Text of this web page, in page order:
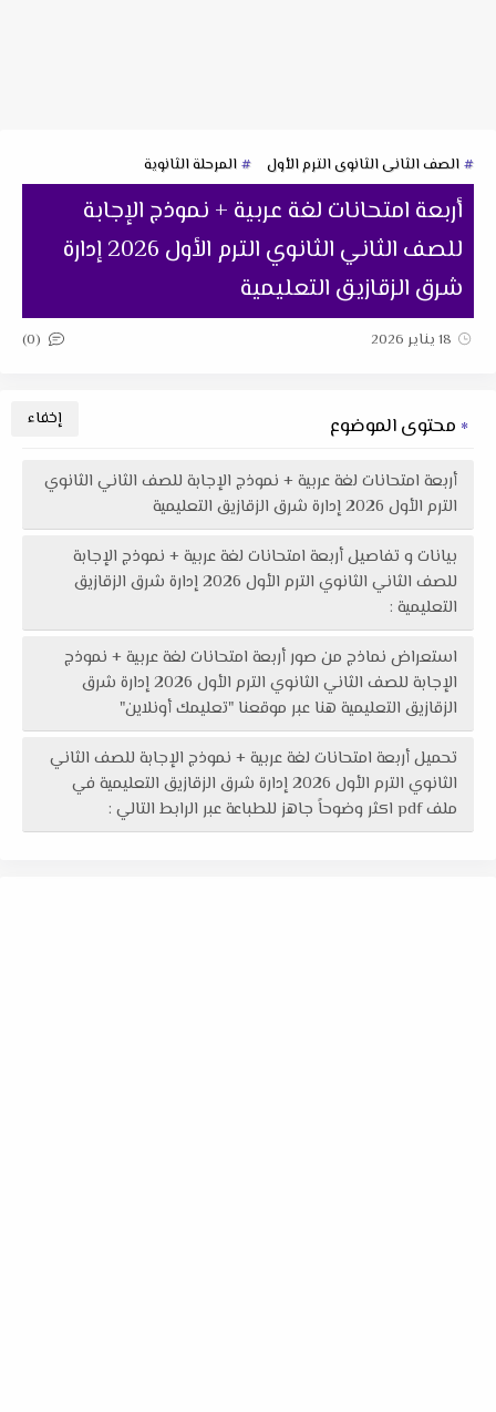
الصف الثانى الثانوى الترم الأول المرحلة الثانوية
أربعة امتحانات لغة عربية + نموذج الإجابة
للصف الثاني الثانوي الترم الأول 2026 إدارة
شرق الزقازيق التعليمية
18 يناير 2026 (0)
محتوى الموضوع
أربعة امتحانات لغة عربية + نموذج الإجابة للصف الثاني الثانوي
الترم الأول 2026 إدارة شرق الزقازيق التعليمية
بيانات و تفاصيل أربعة امتحانات لغة عربية + نموذج الإجابة
للصف الثاني الثانوي الترم الأول 2026 إدارة شرق الزقازيق
التعليمية :
استعراض نماذج من صور أربعة امتحانات لغة عربية + نموذج
الإجابة للصف الثاني الثانوي الترم الأول 2026 إدارة شرق
الزقازيق التعليمية هنا عبر موقعنا "تعليمك أونلاين"
تحميل أربعة امتحانات لغة عربية + نموذج الإجابة للصف الثاني
الثانوي الترم الأول 2026 إدارة شرق الزقازيق التعليمية في
ملف pdf اكثر وضوحاً جاهز للطباعة عبر الرابط التالي :